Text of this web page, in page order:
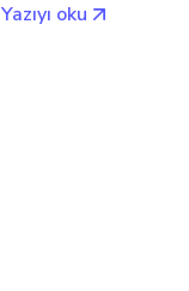
Yazıyı oku